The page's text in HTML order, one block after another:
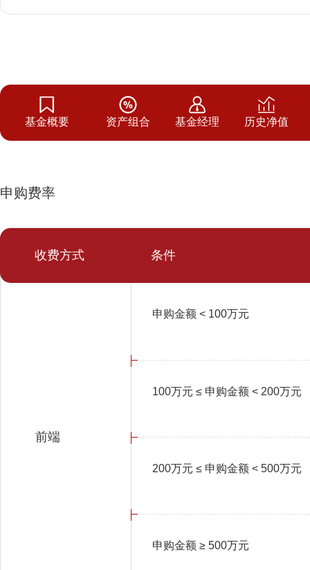
基金概要 资产组合 基金经理 历史净值
申购费率
收费方式 条件
前端
申购金额 < 100万元
100万元 ≤ 申购金额 < 200万元
200万元 ≤ 申购金额 < 500万元
申购金额 ≥ 500万元